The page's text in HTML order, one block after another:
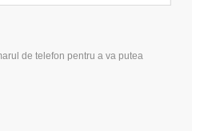
de telefon pentru a va putea